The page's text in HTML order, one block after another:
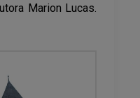
Marion Lucas.